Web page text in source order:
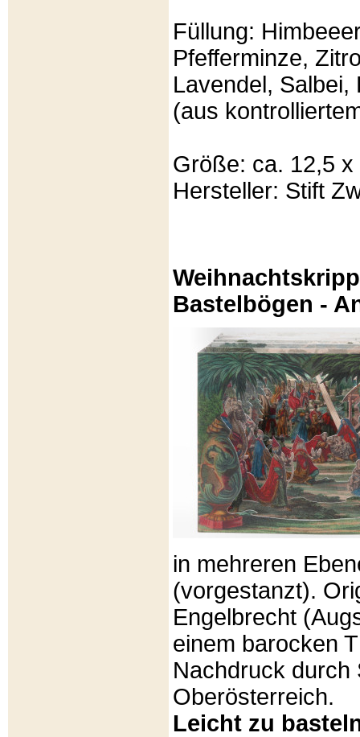
Füllung:
Pfefferminze,
Lavendel, Salbei,
(aus
Größe: ca. 12,5 x
Hersteller: Stift
Bastelbögen -
in mehreren
(vorgestanzt).
Engelbrecht
einem barocken
Nachdruck durch
Oberösterreich.
Leicht zu